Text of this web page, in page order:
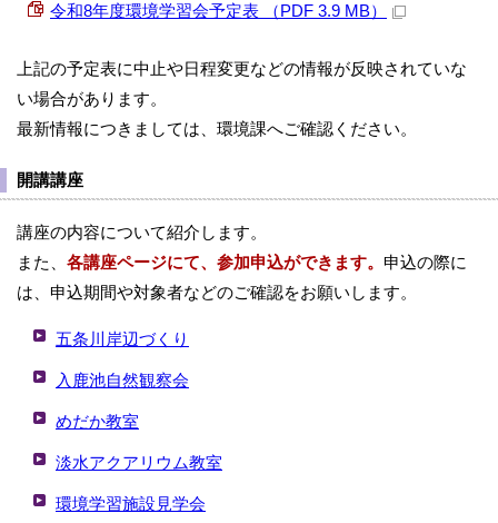
令和8年度環境学習会予定表 （PDF 3.9 MB）
上記の予定表に中止や日程変更などの情報が反映されていな
い場合があります。
最新情報につきましては、環境課へご確認ください。
開講講座
講座の内容について紹介します。
また、 各講座ページにて、参加申込ができます。 申込の際に
は、申込期間や対象者などのご確認をお願いします。
五条川岸辺づくり
入鹿池自然観察会
めだか教室
淡水アクアリウム教室
環境学習施設見学会